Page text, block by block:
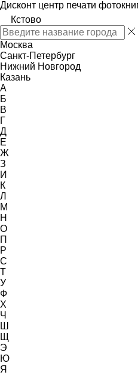
Дисконт центр печати
Кстово
Москва
Санкт-Петербург
Нижний Новгород
Казань
А
Б
В
Г
Д
Е
Ж
З
И
К
Л
М
Н
О
П
Р
С
Т
У
Ф
Х
Ч
Ш
Щ
Э
Ю
Я